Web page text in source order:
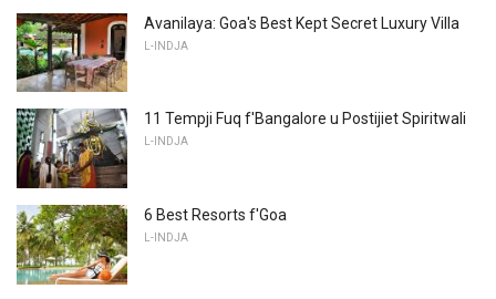
Avanilaya: Goa's Best Kept Secret Luxury Villa
L-INDJA
11 Tempji Fuq f'Bangalore u Postijiet Spiritwali
L-INDJA
6 Best Resorts f'Goa
L-INDJA